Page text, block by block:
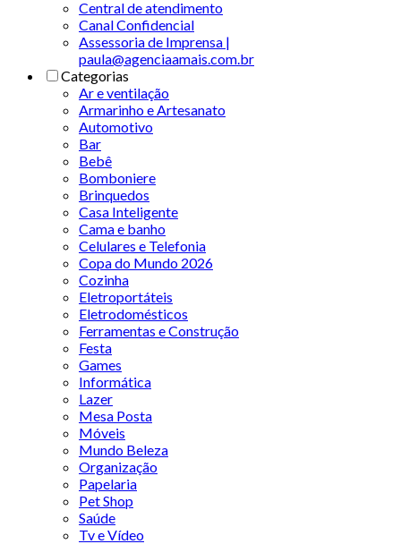
Central de atendimento
Canal Confidencial
Assessoria de Imprensa |
paula@agenciaamais.com.br
Categorias
Ar e ventilação
Armarinho e Artesanato
Automotivo
Bar
Bebê
Bomboniere
Brinquedos
Casa Inteligente
Cama e banho
Celulares e Telefonia
Copa do Mundo 2026
Cozinha
Eletroportáteis
Eletrodomésticos
Ferramentas e Construção
Festa
Games
Informática
Lazer
Mesa Posta
Móveis
Mundo Beleza
Organização
Papelaria
Pet Shop
Saúde
Tv e Vídeo